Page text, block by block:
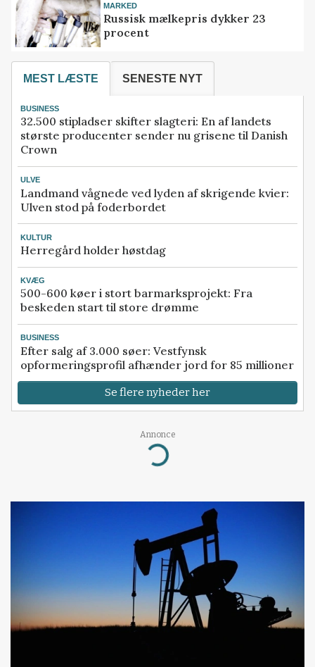
MARKED
Russisk mælkepris dykker 23
procent
MEST LÆSTE SENESTE NYT
BUSINESS
32.500 stipladser skifter slagteri: En af landets
største producenter sender nu grisene til Danish
Crown
ULVE
Landmand vågnede ved lyden af skrigende kvier:
Ulven stod på foderbordet
KULTUR
Herregård holder høstdag
KVÆG
500-600 køer i stort barmarksprojekt: Fra
beskeden start til store drømme
BUSINESS
Efter salg af 3.000 søer: Vestfynsk
opformeringsprofil afhænder jord for 85 millioner
Se flere nyheder her
Annonce
Loading...